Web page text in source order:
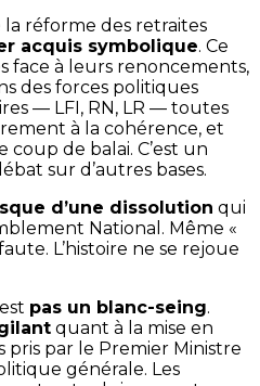
la réforme des retraites
acquis symbolique. Ce
face à leurs renoncements,
des forces politiques
— LFI, RN, LR — toutes
à la cohérence, et
coup de balai. C’est un
sur d’autres bases.
d’une dissolution qui
National. Même «
L’histoire ne se rejoue
pas un blanc-seing.
quant à la mise en
par le Premier Ministre
générale. Les